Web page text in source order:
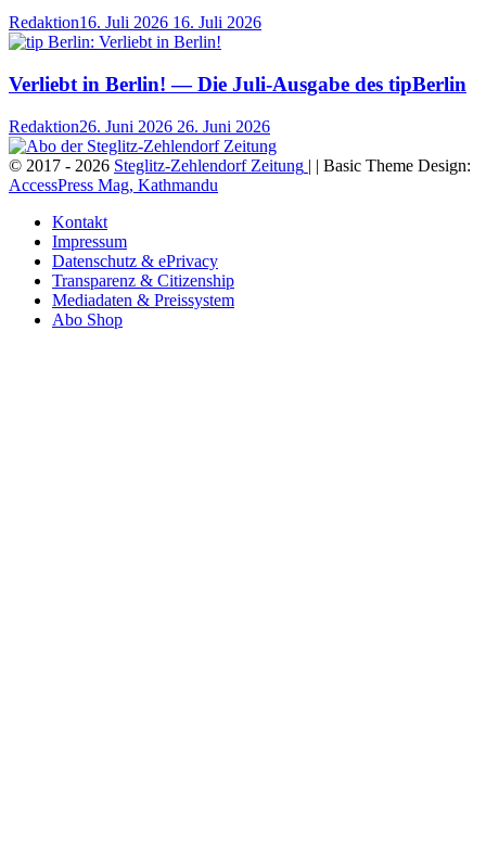
Redaktion16. Juli 2026 16. Juli 2026
Verliebt in Berlin! — Die Juli-Ausgabe des tipBerlin
Redaktion26. Juni 2026 26. Juni 2026
© 2017 - 2026 Steglitz-Zehlendorf Zeitung | | Basic Theme Design:
AccessPress Mag, Kathmandu
Kontakt
Impressum
Datenschutz & ePrivacy
Transparenz & Citizenship
Mediadaten & Preissystem
Abo Shop